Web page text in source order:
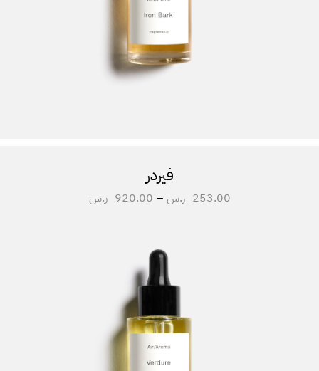
فيردر
253.00 ر.س –
920.00 ر.س